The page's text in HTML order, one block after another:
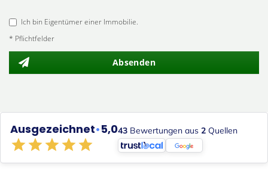
Ich bin Eigentümer einer Immobilie.
* Pflichtfelder
Absenden
Ausgezeichnet•5,043 Bewertungen aus 2 Quellen